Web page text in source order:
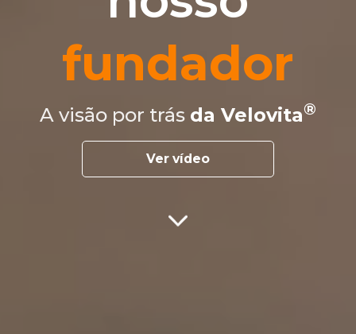
fundador
A visão por trás da Velovita
Ver vídeo